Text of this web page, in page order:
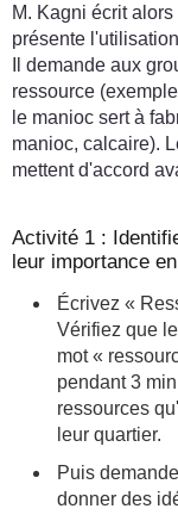
M. Kagni écrit
présente
Il demande aux
ressource
le manioc sert à
manioc, calcaire).
mettent d'accord
Activité 1 :
leur importance
Écrivez «
Vérifiez que
mot «
pendant 3
ressources
leur quartier.
Puis
donner des